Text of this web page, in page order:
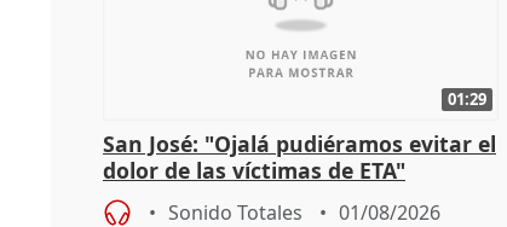
01:29
San José: "Ojalá pudiéramos evitar el
dolor de las víctimas de ETA"
Sonido Totales 01/08/2026